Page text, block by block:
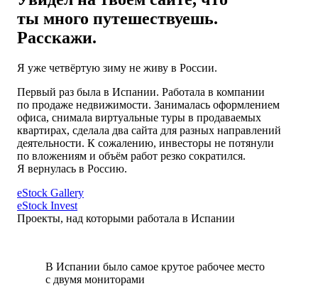
ты много путешествуешь.
Расскажи.
Я уже четвёртую зиму не живу в России.
Первый раз была в Испании. Работала в компании
по продаже недвижимости. Занималась оформлением
офиса, снимала виртуальные туры в продаваемых
квартирах, сделала два сайта для разных направлений
деятельности. К сожалению, инвесторы не потянули
по вложениям и объём работ резко сократился.
Я вернулась в Россию.
eStock Gallery
eStock Invest
Проекты, над которыми работала в Испании
В Испании было самое крутое рабочее место
с двумя мониторами